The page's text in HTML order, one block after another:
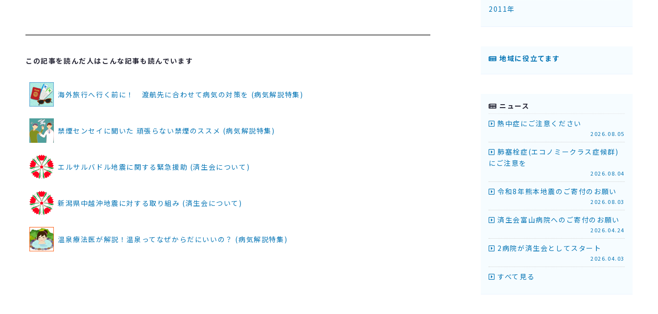
この記事を読んだ人はこんな記事も読んでいます
海外旅行へ行く前に！ 渡航先に合わせて病気の対策を (病気解説特集)
禁煙センセイに聞いた 頑張らない禁煙のススメ (病気解説特集)
エルサルバドル地震に関する緊急援助 (済生会について)
新潟県中越沖地震に対する取り組み (済生会について)
温泉療法医が解説！温泉ってなぜからだにいいの？ (病気解説特集)
2011年
地域に役立てます
ニュース
熱中症にご注意ください
2026.08.05
肺塞栓症(エコノミークラス症候群)
にご注意を
2026.08.04
令和8年熊本地震のご寄付のお願い
2026.08.03
済生会富山病院へのご寄付のお願い
2026.04.24
2病院が済生会としてスタート
2026.04.03
すべて見る